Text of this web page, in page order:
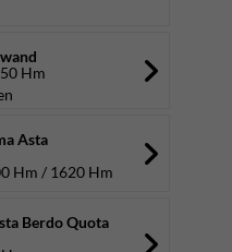
Hm
Asta
Hm / 1620 Hm
Berdo Quota